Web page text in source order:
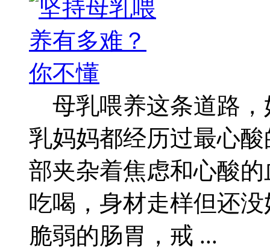
母乳喂养这条道路，
乳妈妈都经历过最心
部夹杂着焦虑和心酸
吃喝，身材走样但还
脆弱的肠胃，戒 ...